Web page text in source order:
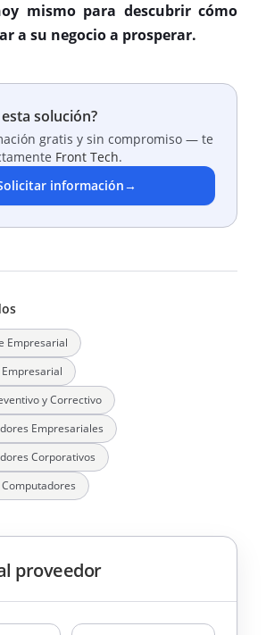
mismo para descubrir cómo
a su negocio a prosperar.
solución?
gratis y sin compromiso — te
Front Tech.
información→
Empresarial
y Correctivo
Empresariales
Corporativos
proveedor